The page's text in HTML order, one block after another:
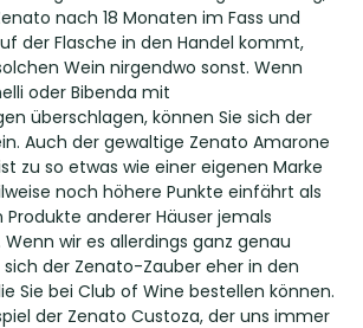
nach 18 Monaten im Fass und
der Flasche in den Handel kommt,
Wein nirgendwo sonst. Wenn
oder Bibenda mit
überschlagen, können Sie sich der
Auch der gewaltige Zenato Amarone
zu so etwas wie einer eigenen Marke
noch höhere Punkte einfährt als
Produkte anderer Häuser jemals
wir es allerdings ganz genau
der Zenato-Zauber eher in den
Sie bei Club of Wine bestellen können.
der Zenato Custoza, der uns immer